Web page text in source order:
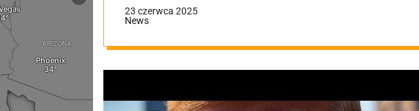
23 czerwca 2025
News